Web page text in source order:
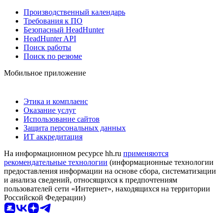
Производственный календарь
Требования к ПО
Безопасный HeadHunter
HeadHunter API
Поиск работы
Поиск по резюме
Мобильное приложение
Этика и комплаенс
Оказание услуг
Использование сайтов
Защита персональных данных
ИТ аккредитация
На информационном ресурсе hh.ru применяются
рекомендательные технологии (информационные технологии
предоставления информации на основе сбора, систематизации
и анализа сведений, относящихся к предпочтениям
пользователей сети «Интернет», находящихся на территории
Российской Федерации)